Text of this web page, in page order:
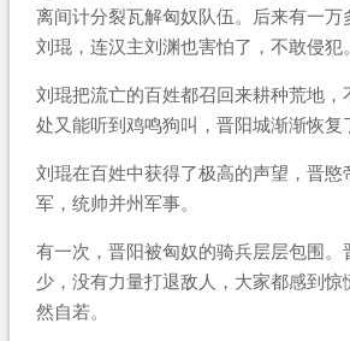
离间计分裂瓦解匈奴队伍。后来有一万
刘琨，连汉主刘渊也害怕了，不敢侵犯。
刘琨把流亡的百姓都召回来耕种荒地，
处又能听到鸡鸣狗叫，晋阳城渐渐恢复
刘琨在百姓中获得了极高的声望，晋愍
军，统帅并州军事。
有一次，晋阳被匈奴的骑兵层层包围。
少，没有力量打退敌人，大家都感到惊
然自若。